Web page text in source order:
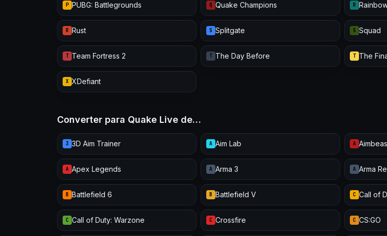
P PUBG: Battlegrounds Q Quake Champions R
R Rust S Splitgate S Squad
T Team Fortress 2 T The Day Before T The
X XDefiant
Converter para Quake Live de…
3 3D Aim Trainer A Aim Lab A
A Apex Legends A Arma 3 A Arma
B Battlefield 6 B Battlefield V C Call of
C Call of Duty: Warzone C Crossfire C CS:GO